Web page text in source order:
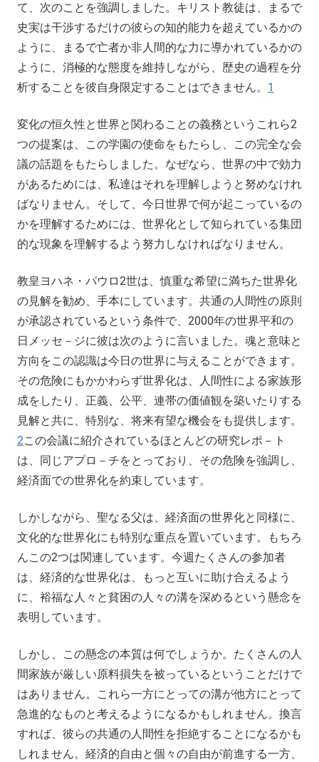
て、次のことを強調しました。キリスト教徒は、まるで
史実は干渉するだけの彼らの知的能力を超えているかの
ように、まるで亡者か非人間的な力に導かれているかの
ように、消極的な態度を維持しながら、歴史の過程を分
析することを彼自身限定することはできません。 1
変化の恒久性と世界と関わることの義務というこれら2
つの提案は、この学園の使命をもたらし、この完全な会
議の話題をもたらしました。なぜなら、世界の中で効力
があるためには、私達はそれを理解しようと努めなけれ
ばなりません。そして、今日世界で何が起こっているの
かを理解するためには、世界化として知られている集団
的な現象を理解するよう努力しなければなりません。
教皇ヨハネ・パウロ2世は、慎重な希望に満ちた世界化
の見解を勧め、手本にしています。共通の人間性の原則
が承認されているという条件で、2000年の世界平和の
日メッセ－ジに彼は次のように言いました。魂と意味と
方向をこの認識は今日の世界に与えることができます。
その危険にもかかわらず世界化は、人間性による家族形
成をしたり、正義、公平、連帯の価値観を築いたりする
見解と共に、特別な、将来有望な機会をも提供します。
2この会議に紹介されているほとんどの研究レポ－ト
は、同じアプロ－チをとっており、その危険を強調し、
経済面での世界化を約束しています。
しかしながら、聖なる父は、経済面の世界化と同様に、
文化的な世界化にも特別な重点を置いています。もちろ
んこの2つは関連しています。今週たくさんの参加者
は、経済的な世界化は、もっと互いに助け合えるよう
に、裕福な人々と貧困の人々の溝を深めるという懸念を
表明しています。
しかし、この懸念の本質は何でしょうか。たくさんの人
間家族が厳しい原料損失を被っているということだけで
はありません。これら一方にとっての溝が他方にとって
急進的なものと考えるようになるかもしれません。換言
すれば、彼らの共通の人間性を拒絶することになるかも
しれません。経済的自由と個々の自由が前進する一方、